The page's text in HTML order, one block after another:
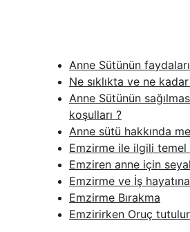
Anne Sütünün
Ne sıklıkta ve ne
Anne Sütünün
koşulları ?
Anne sütü hakkında
Emzirme ile ilgili temel
Emziren anne için
Emzirme ve İş
Emzirme Bırakma
Emzirirken Oruç